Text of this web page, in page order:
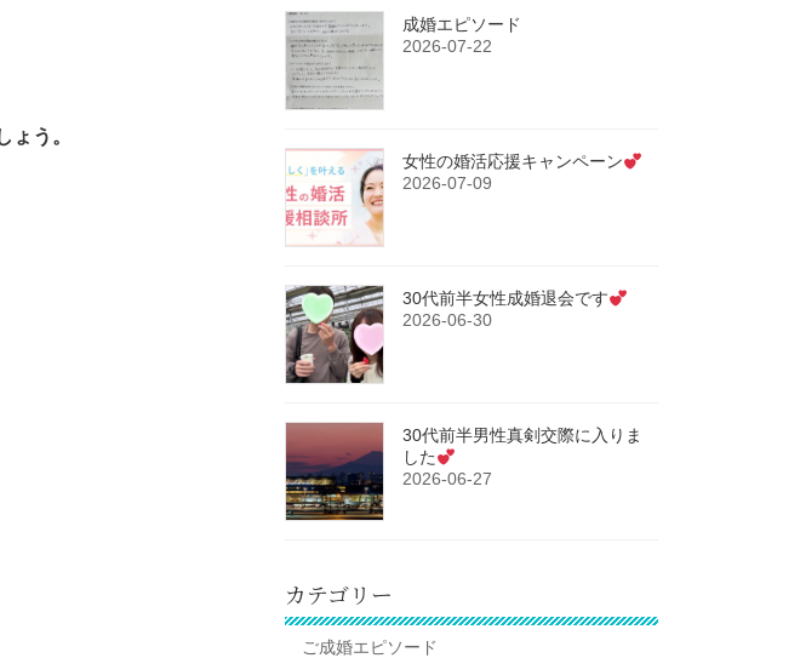
う。
成婚エピソード
2026-07-22
女性の婚活応援キャンペーン
2026-07-09
30代前半女性成婚退会です
2026-06-30
30代前半男性真剣交際に入りま
した
2026-06-27
カテゴリー
ご成婚エピソード